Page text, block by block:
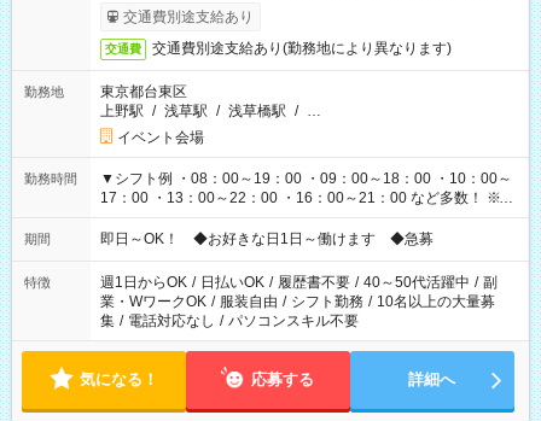
も異なります
交通費別途支給あり
交通費 交通費別途支給あり(勤務地により異なります)
勤務地
東京都台東区
上野駅 / 浅草駅 / 浅草橋駅 / …
イベント会場
勤務時間
▼シフト例 ・08：00～19：00 ・09：00～18：00 ・10：00～
17：00 ・13：00～22：00 ・16：00～21：00 など多数！ ※お
仕事により勤務時間が異なります
期間 即日～OK！ ◆お好きな日1日～働けます ◆急募
特徴 週1日からOK / 日払いOK / 履歴書不要 / 40～50代活躍中 / 副
業・WワークOK / 服装自由 / シフト勤務 / 10名以上の大量募
集 / 電話対応なし / パソコンスキル不要
気になる！ 応募する 詳細へ